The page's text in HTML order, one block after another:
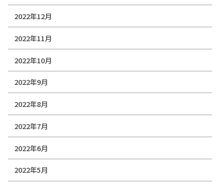
2022年12月
2022年11月
2022年10月
2022年9月
2022年8月
2022年7月
2022年6月
2022年5月